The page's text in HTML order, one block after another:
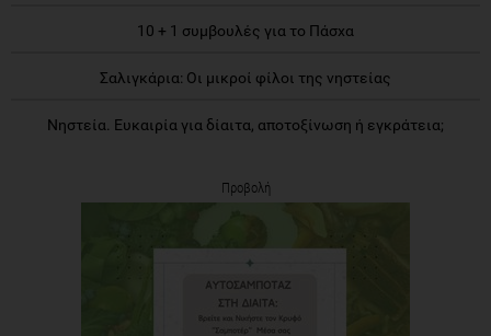
10 + 1 συμβουλές για το Πάσχα
Σαλιγκάρια: Οι μικροί φίλοι της νηστείας
Νηστεία. Ευκαιρία για δίαιτα, αποτοξίνωση ή εγκράτεια;
Προβολή